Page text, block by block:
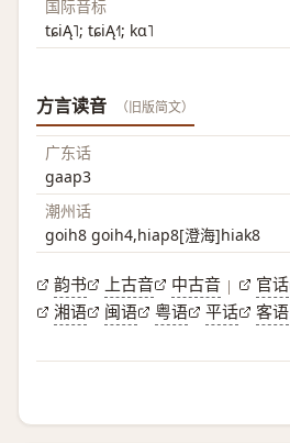
国际音标
tɕiĄ˥; tɕiĄ˧˥; kɑ˥
方言读音 （旧版简文）
广东话
gaap3
潮州话
goih8 goih4,hiap8[澄海]hiak8
韵书 上古音 中古音 | 官话
湘语
闽语 粤语 平话 客语